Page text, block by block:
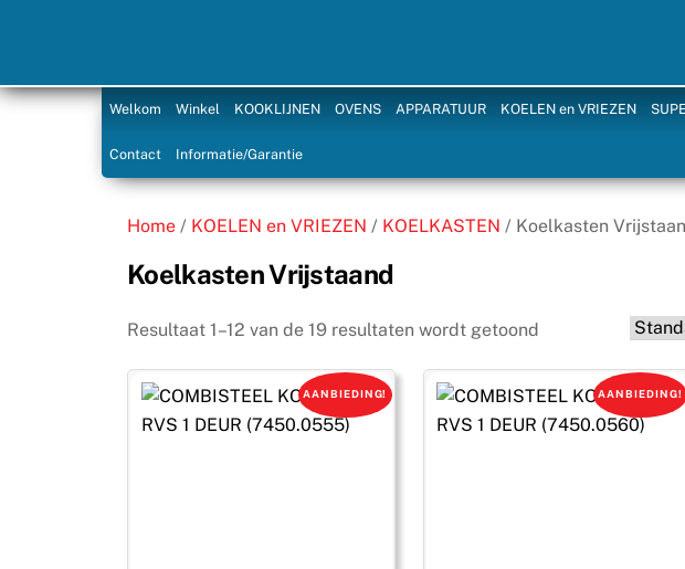
Welkom Winkel KOOKLIJNEN OVENS APPARATUUR KOELEN en VRIEZEN
Contact Informatie/Garantie
Home / KOELEN en VRIEZEN / KOELKASTEN / Koelkasten
Koelkasten Vrijstaand
Resultaat 1–12 van de 19 resultaten wordt getoond
AANBIEDING! AANBIEDING!